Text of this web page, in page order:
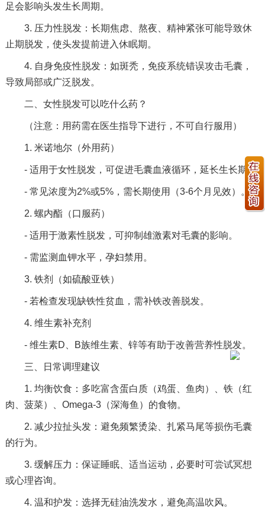
足会影响头发生长周期。
3. 压力性脱发：长期焦虑、熬夜、精神紧张可能导致休
止期脱发，使头发提前进入休眠期。
4. 自身免疫性脱发：如斑秃，免疫系统错误攻击毛囊，
导致局部或广泛脱发。
二、女性脱发可以吃什么药？
（注意：用药需在医生指导下进行，不可自行服用）
1. 米诺地尔（外用药）
- 适用于女性脱发，可促进毛囊血液循环，延长生长期。
- 常见浓度为2%或5%，需长期使用（3-6个月见效）。
2. 螺内酯（口服药）
- 适用于激素性脱发，可抑制雄激素对毛囊的影响。
- 需监测血钾水平，孕妇禁用。
3. 铁剂（如硫酸亚铁）
- 若检查发现缺铁性贫血，需补铁改善脱发。
4. 维生素补充剂
- 维生素D、B族维生素、锌等有助于改善营养性脱发。
三、日常调理建议
1. 均衡饮食：多吃富含蛋白质（鸡蛋、鱼肉）、铁（红
肉、菠菜）、Omega-3（深海鱼）的食物。
2. 减少拉扯头发：避免频繁烫染、扎紧马尾等损伤毛囊
的行为。
3. 缓解压力：保证睡眠、适当运动，必要时可尝试冥想
或心理咨询。
4. 温和护发：选择无硅油洗发水，避免高温吹风。